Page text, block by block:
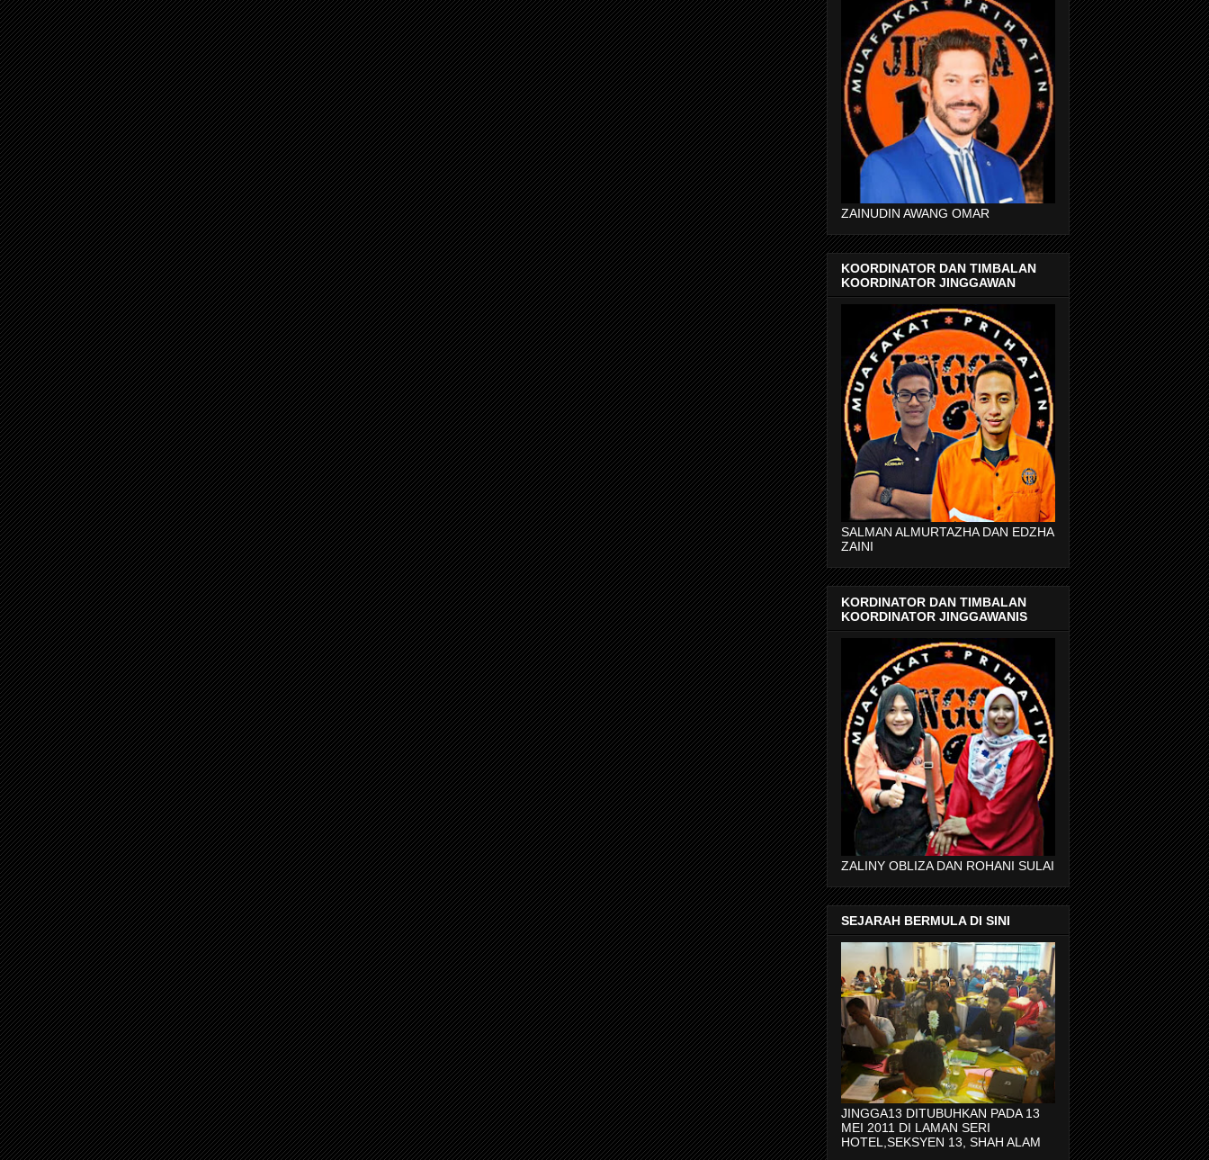
ZAINUDIN AWANG OMAR
KOORDINATOR DAN TIMBALAN
KOORDINATOR JINGGAWAN
SALMAN ALMURTAZHA DAN EDZHA
ZAINI
KORDINATOR DAN TIMBALAN
KOORDINATOR JINGGAWANIS
ZALINY OBLIZA DAN ROHANI SULAI
SEJARAH BERMULA DI SINI
JINGGA13 DITUBUHKAN PADA 13
MEI 2011 DI LAMAN SERI
HOTEL,SEKSYEN 13, SHAH ALAM